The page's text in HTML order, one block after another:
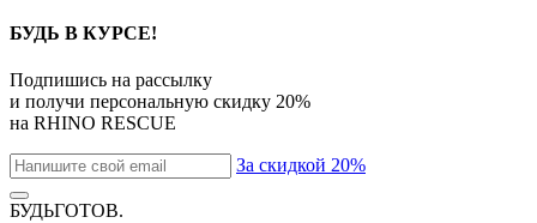
БУДЬ В КУРСЕ!
Подпишись на рассылку
и получи персональную скидку 20%
на RHINO RESCUE
За скидкой 20%
БУДЬГОТОВ.